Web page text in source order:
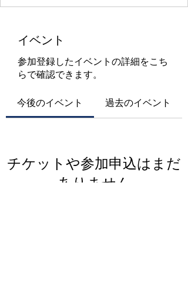
イベント
参加登録したイベントの詳細をこち
らで確認できます。
今後のイベント 過去のイベント
チケットや参加申込はまだ
ありません